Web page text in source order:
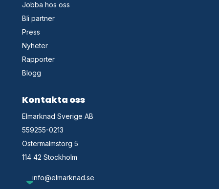
Jobba hos oss
Bli partner
Press
Nyheter
Rapporter
Blogg
Kontakta oss
Elmarknad Sverige AB
559255-0213
Östermalmstorg 5
114 42 Stockholm
info@elmarknad.se